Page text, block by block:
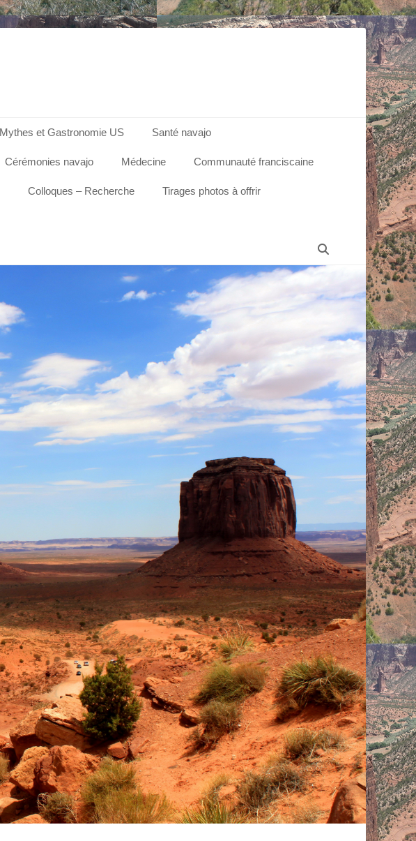
Mythes et Gastronomie US Santé navajo
Cérémonies navajo Médecine Communauté franciscaine
Colloques – Recherche Tirages photos à offrir
Recherche